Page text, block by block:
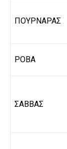
ΠΟΥΡΝΑΡΑΣ
ΡΟΒΑ
ΣΑΒΒΑΣ